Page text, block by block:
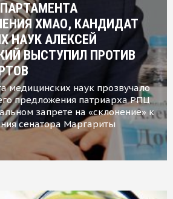
ХМАО, КАНДИДАТ
НАУК АЛЕКСЕЙ
ВЫСТУПИЛ ПРОТИВ
медицинских наук прозвучало
предложения патриарха РПЦ
запрете на «склонение» к
сенатора Маргариты